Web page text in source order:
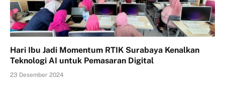
Hari Ibu Jadi Momentum RTIK Surabaya Kenalkan
Teknologi AI untuk Pemasaran Digital
23 Desember 2024